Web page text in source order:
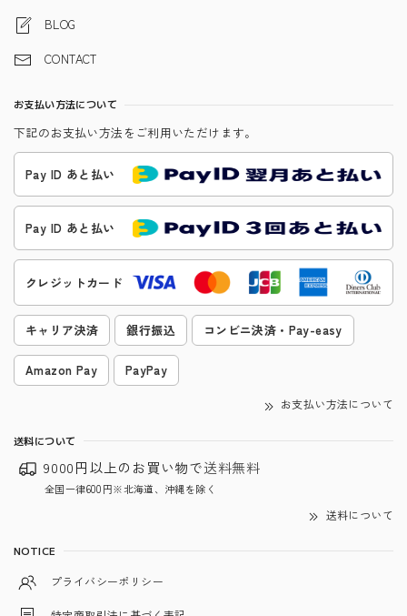
BLOG
CONTACT
お支払い方法について
下記のお支払い方法をご利用いただけます。
Pay ID あと払い
Pay ID あと払い
クレジットカード
キャリア決済 銀行振込 コンビニ決済・Pay-easy
Amazon Pay PayPay
お支払い方法について
送料について
9000円以上のお買い物で送料無料
全国一律600円※北海道、沖縄を除く
送料について
NOTICE
プライバシーポリシー